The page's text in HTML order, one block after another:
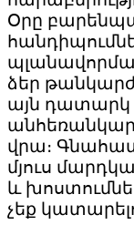
Օրը
ձեր
այն դատարկ
վրա։
մյուս
և
չեք